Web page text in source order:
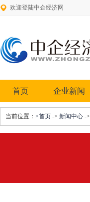
欢迎登陆中企经济网
首页 企业新闻
当前位置： >首页 -> 新闻中心 ->